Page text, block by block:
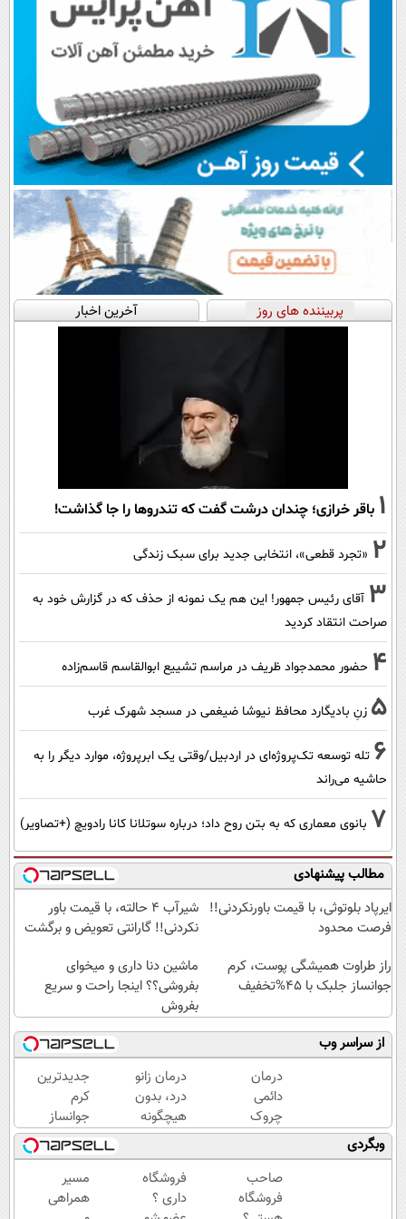
پربیننده های روز آخرین اخبار
1 باقر خرازی؛ چندان درشت گفت که تندروها را جا گذاشت!
2 «تجرد قطعی»، انتخابی جدید برای سبک زندگی
3 آقای رئیس جمهور! این هم یک نمونه از حذف که در گزارش خود به
صراحت انتقاد کردید
4 حضور محمدجواد ظریف در مراسم تشییع ابوالقاسم قاسم‌زاده
5 زنِ بادیگارد محافظ نیوشا ضیغمی در مسجد شهرک غرب
6 تله توسعه تک‌پروژه‌ای در اردبیل/وقتی یک ابرپروژه، موارد دیگر را به
حاشیه می‌راند
7 بانوی معماری که به بتن روح داد؛ درباره سوتلانا کانا رادویچ (+تصاویر)
مطالب پیشنهادی
ایرپاد بلوتوثی، با قیمت باورنکردنی!!
فرصت محدود
شیر‌آب ۴ حالته، با قیمت باور
نکردنی!! گارانتی تعویض و برگشت
راز طراوت همیشگی پوست، کرم
جوانساز جلبک با 45%تخفیف
ماشین دنا داری و میخوای
بفروشی؟؟ اینجا راحت و سریع
بفروش
از سراسر وب
درمان
دائمی
چروک
های
پوستی
در
منزل!
درمان زانو
درد، بدون
هیچگونه
عوارض در
منزل
(◂پرسش‌نامه)
جدیدترین
کرم
جوانساز
حاوی
جلبک
اسپیرولینا!
( لینک
وبگردی
صاحب
فروشگاه
فروشگاه
داری ؟
مسیر
همراهی